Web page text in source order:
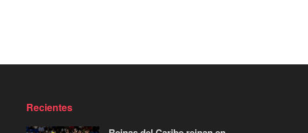
Recientes